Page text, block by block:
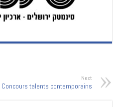
Next
Concours talents contemporains